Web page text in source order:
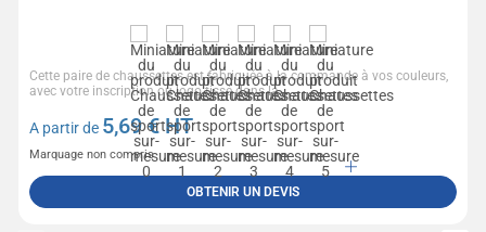
Cette paire de chaussettes est fabriquée à la commande à vos couleurs,
avec votre inscription ou logo tissé dans la...
A partir de 5,69€ HT
Marquage non compris
OBTENIR UN DEVIS